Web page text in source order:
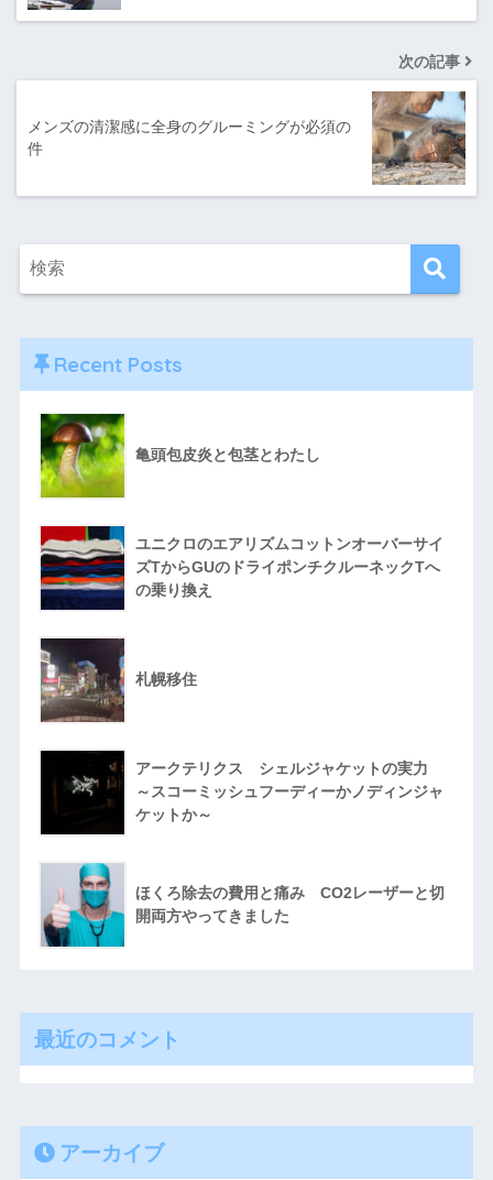
次の記事
メンズの清潔感に全身のグルーミングが必須の
件
Recent Posts
亀頭包皮炎と包茎とわたし
ユニクロのエアリズムコットンオーバーサイ
ズTからGUのドライポンチクルーネックTへ
の乗り換え
札幌移住
アークテリクス シェルジャケットの実力
～スコーミッシュフーディーかノディンジャ
ケットか～
ほくろ除去の費用と痛み CO2レーザーと切
開両方やってきました
最近のコメント
アーカイブ